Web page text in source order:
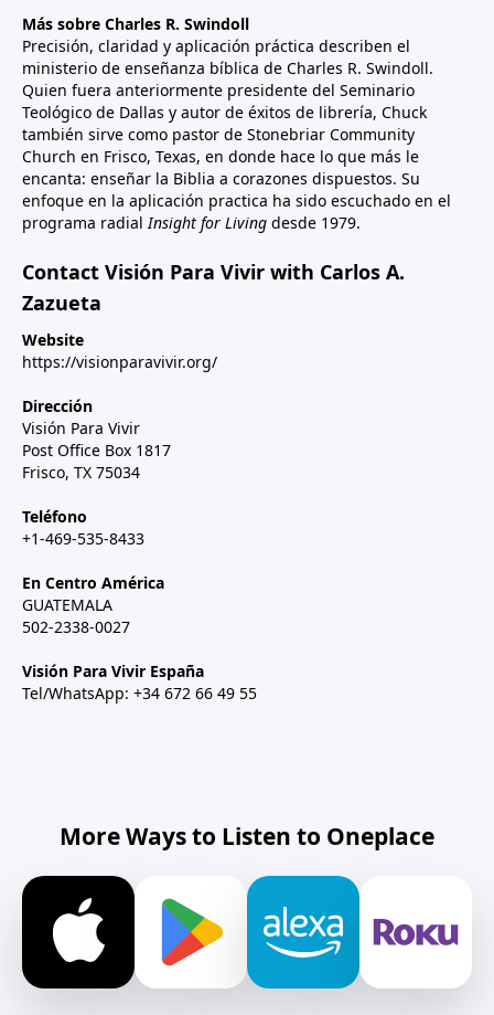
Más sobre Charles R. Swindoll
Precisión, claridad y aplicación práctica describen el
ministerio de enseñanza bíblica de Charles R. Swindoll.
Quien fuera anteriormente presidente del Seminario
Teológico de Dallas y autor de éxitos de librería, Chuck
también sirve como pastor de Stonebriar Community
Church en Frisco, Texas, en donde hace lo que más le
encanta: enseñar la Biblia a corazones dispuestos. Su
enfoque en la aplicación practica ha sido escuchado en el
programa radial Insight for Living desde 1979.
Contact Visión Para Vivir with Carlos A.
Zazueta
Website
https://visionparavivir.org/
Dirección
Visión Para Vivir
Post Office Box 1817
Frisco, TX 75034
Teléfono
+1-469-535-8433
En Centro América
GUATEMALA
502-2338-0027
Visión Para Vivir España
Tel/WhatsApp: +34 672 66 49 55
More Ways to Listen to Oneplace